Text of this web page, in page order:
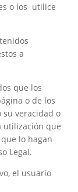
o los utilice
a
que los
o de los
su veracidad o
utilización que
lo hagan
Legal.
el usuario